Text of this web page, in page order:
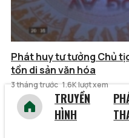
Phát huy tư tưởng Chủ
tồn di sản văn hóa
3 tháng trước 1.6K lượt xem
TRUYỀN
HÌNH